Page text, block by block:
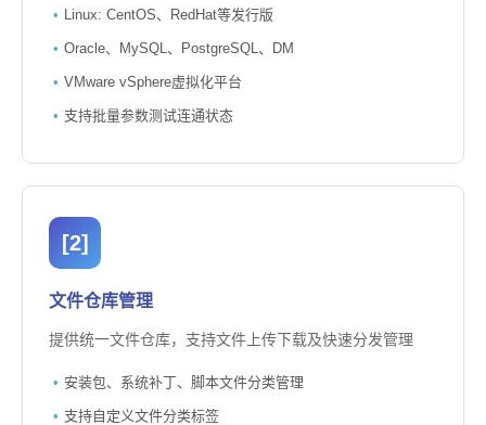
Linux: CentOS、RedHat等发行版
Oracle、MySQL、PostgreSQL、DM
VMware vSphere虚拟化平台
支持批量参数测试连通状态
[2]
文件仓库管理
提供统一文件仓库，支持文件上传下载及快速分发管理
安装包、系统补丁、脚本文件分类管理
支持自定义文件分类标签